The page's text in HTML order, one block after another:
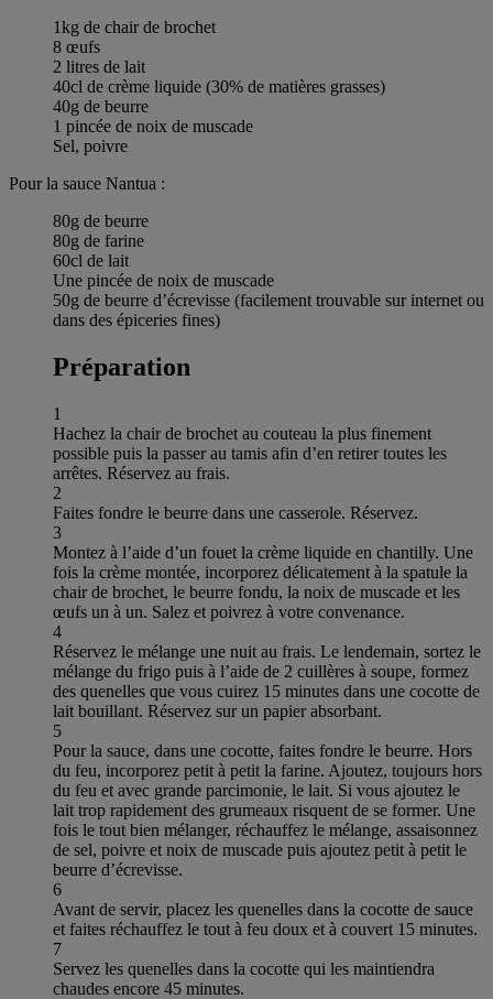
1kg de chair de brochet
8 œufs
2 litres de lait
40cl de crème liquide (30% de matières grasses)
40g de beurre
1 pincée de noix de muscade
Sel, poivre
Pour la sauce Nantua :
80g de beurre
80g de farine
60cl de lait
Une pincée de noix de muscade
50g de beurre d’écrevisse (facilement trouvable sur internet ou
dans des épiceries fines)
Préparation
1
Hachez la chair de brochet au couteau la plus finement
possible puis la passer au tamis afin d’en retirer toutes les
arrêtes. Réservez au frais.
2
Faites fondre le beurre dans une casserole. Réservez.
3
Montez à l’aide d’un fouet la crème liquide en chantilly. Une
fois la crème montée, incorporez délicatement à la spatule la
chair de brochet, le beurre fondu, la noix de muscade et les
œufs un à un. Salez et poivrez à votre convenance.
4
Réservez le mélange une nuit au frais. Le lendemain, sortez le
mélange du frigo puis à l’aide de 2 cuillères à soupe, formez
des quenelles que vous cuirez 15 minutes dans une cocotte de
lait bouillant. Réservez sur un papier absorbant.
5
Pour la sauce, dans une cocotte, faites fondre le beurre. Hors
du feu, incorporez petit à petit la farine. Ajoutez, toujours hors
du feu et avec grande parcimonie, le lait. Si vous ajoutez le
lait trop rapidement des grumeaux risquent de se former. Une
fois le tout bien mélanger, réchauffez le mélange, assaisonnez
de sel, poivre et noix de muscade puis ajoutez petit à petit le
beurre d’écrevisse.
6
Avant de servir, placez les quenelles dans la cocotte de sauce
et faites réchauffez le tout à feu doux et à couvert 15 minutes.
7
Servez les quenelles dans la cocotte qui les maintiendra
chaudes encore 45 minutes.